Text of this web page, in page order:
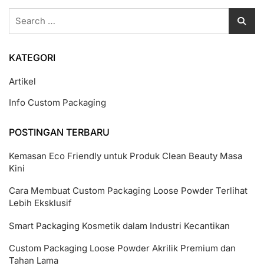
KATEGORI
Artikel
Info Custom Packaging
POSTINGAN TERBARU
Kemasan Eco Friendly untuk Produk Clean Beauty Masa
Kini
Cara Membuat Custom Packaging Loose Powder Terlihat
Lebih Eksklusif
Smart Packaging Kosmetik dalam Industri Kecantikan
Custom Packaging Loose Powder Akrilik Premium dan
Tahan Lama